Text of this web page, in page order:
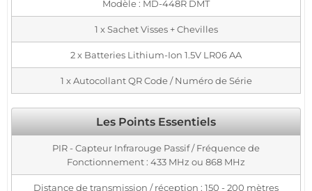
Modèle : MD-448R DMT
1 x Sachet Visses + Chevilles
2 x Batteries Lithium-Ion 1.5V LR06 AA
1 x Autocollant QR Code / Numéro de Série
Les Points Essentiels
PIR - Capteur Infrarouge Passif / Fréquence de
Fonctionnement : 433 MHz ou 868 MHz
Distance de transmission / réception : 150 - 200 mètres